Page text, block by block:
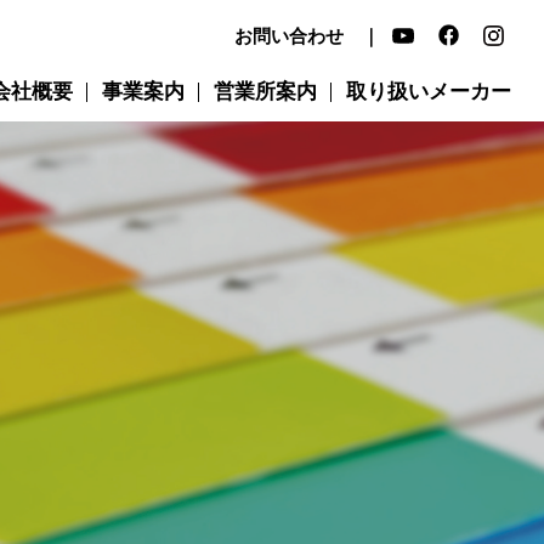
お問い合わせ ｜
社概要 事業案内 営業所案内 取り扱いメーカー